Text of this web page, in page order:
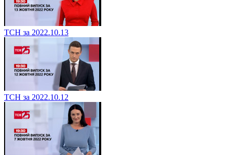
ТСН за 2022.10.13
ТСН за 2022.10.12